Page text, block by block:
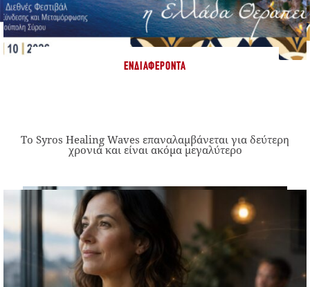
ΕΝΔΙΑΦΈΡΟΝΤΑ
Το Syros Healing Waves επαναλαμβάνεται για δεύτερη
χρονιά και είναι ακόμα μεγαλύτερο